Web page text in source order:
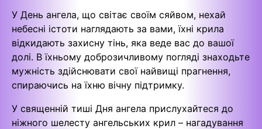
У День ангела, що світає своїм сяйвом, нехай
небесні істоти наглядають за вами, їхні крила
відкидають захисну тінь, яка веде вас до вашої
долі. В їхньому доброзичливому погляді знаходьте
мужність здійснювати свої найвищі прагнення,
спираючись на їхню вічну підтримку.
У священній тиші Дня ангела прислухайтеся до
ніжного шелесту ангельських крил – нагадування